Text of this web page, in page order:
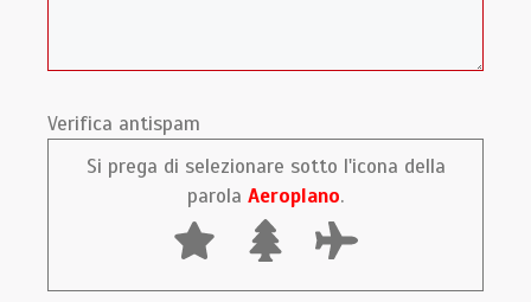
Verifica antispam
Si prega di selezionare sotto l'icona della
parola Aeroplano.